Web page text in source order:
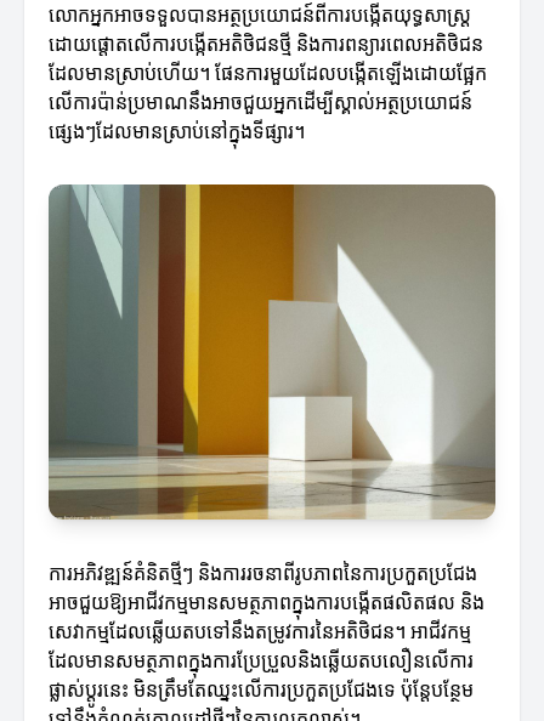
លោកអ្នកអាចទទួលបានអត្ថប្រយោជន៍ពីការបង្កើតយុទ្ធសាស្ត្រ
ដោយផ្តោតលើការបង្កើតអតិថិជនថ្មី និងការពន្យារពេលអតិថិជន
ដែលមានស្រាប់ហើយ។ ផែនការមួយដែលបង្កើតឡើងដោយផ្អែក
លើការប៉ាន់ប្រមាណនឹងអាចជួយអ្នកដើម្បីស្គាល់អត្ថប្រយោជន៍
ផ្សេងៗដែលមានស្រាប់នៅក្នុងទីផ្សារ។
ការអភិវឌ្ឍន៍គំនិតថ្មីៗ និងការរចនាពីរូបភាពនៃការប្រកួតប្រជែង
អាចជួយឱ្យអាជីវកម្មមានសមត្ថភាពក្នុងការបង្កើតផលិតផល និង
សេវាកម្មដែលឆ្លើយតបទៅនឹងតម្រូវការនៃអតិថិជន។ អាជីវកម្ម
ដែលមានសមត្ថភាពក្នុងការប្រែប្រួលនិងឆ្លើយតបលឿនលើការ
ផ្លាស់ប្តូរនេះ មិនត្រឹមតែឈ្នះលើការប្រកួតប្រជែងទេ ប៉ុន្តែបន្ថែម